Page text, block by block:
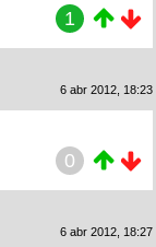
1
6 abr 2012, 18:23
0
6 abr 2012, 18:27